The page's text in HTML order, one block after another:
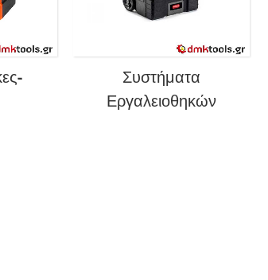
Συστήματα
Εργαλειοθηκών